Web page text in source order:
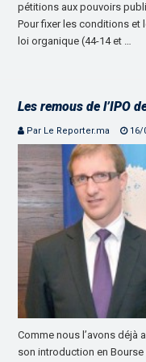
pétitions aux pouvoirs
Pour fixer les conditions
loi organique (44-14 et …
Les remous de l’IPO
Par Le Reporter.ma 16/
Comme nous l’avons déjà
son introduction en Bourse